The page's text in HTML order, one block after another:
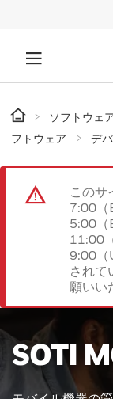
ソフトウェ
フトウェア
デ
このサ
7:00（
5:00（
11:00
9:00（
されて
願いい
SOTI